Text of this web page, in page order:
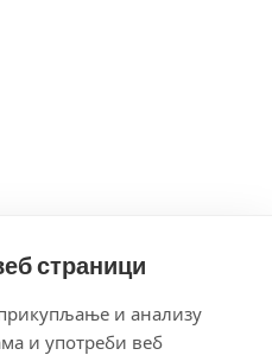
страници
и анализу
и употреби веб